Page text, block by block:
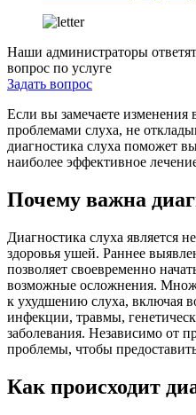
Наши администраторы
вопрос по услуге
Задать вопрос
Если вы замечаете изменения
проблемами слуха, не
диагностика слуха поможет
наиболее эффективное
Почему важна
Диагностика слуха является
здоровья ушей. Раннее
позволяет своевременно
возможные осложнения.
к ухудшению слуха, включая
инфекции, травмы,
заболевания. Независимо от
проблемы, чтобы
Как происходит